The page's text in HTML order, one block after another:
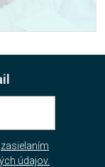
zasielaním
údajov.